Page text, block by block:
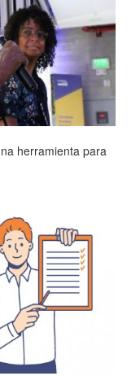
herramienta para